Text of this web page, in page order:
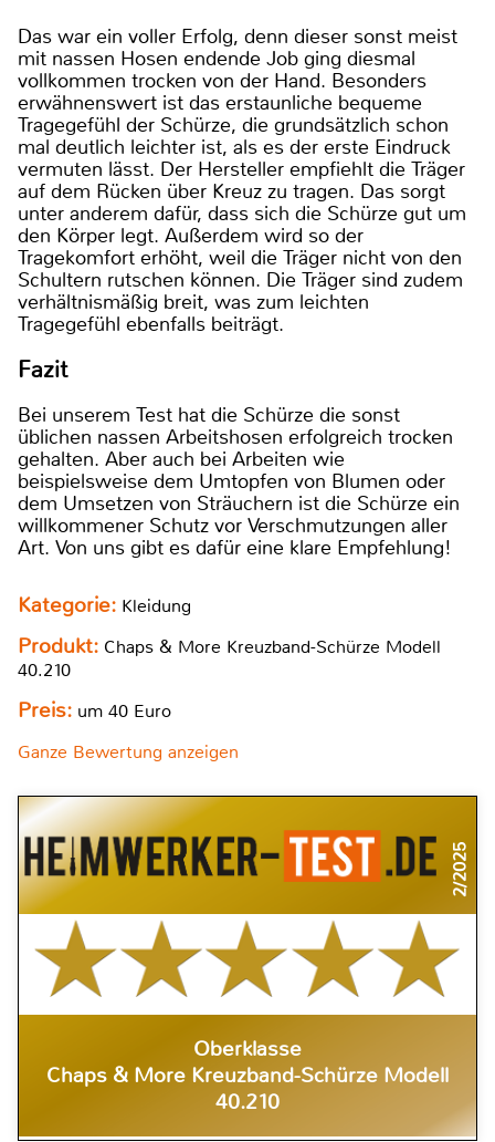
Das war ein voller Erfolg, denn dieser sonst meist
mit nassen Hosen endende Job ging diesmal
vollkommen trocken von der Hand. Besonders
erwähnenswert ist das erstaunliche bequeme
Tragegefühl der Schürze, die grundsätzlich schon
mal deutlich leichter ist, als es der erste Eindruck
vermuten lässt. Der Hersteller empfiehlt die Träger
auf dem Rücken über Kreuz zu tragen. Das sorgt
unter anderem dafür, dass sich die Schürze gut um
den Körper legt. Außerdem wird so der
Tragekomfort erhöht, weil die Träger nicht von den
Schultern rutschen können. Die Träger sind zudem
verhältnismäßig breit, was zum leichten
Tragegefühl ebenfalls beiträgt.
Fazit
Bei unserem Test hat die Schürze die sonst
üblichen nassen Arbeitshosen erfolgreich trocken
gehalten. Aber auch bei Arbeiten wie
beispielsweise dem Umtopfen von Blumen oder
dem Umsetzen von Sträuchern ist die Schürze ein
willkommener Schutz vor Verschmutzungen aller
Art. Von uns gibt es dafür eine klare Empfehlung!
Kategorie: Kleidung
Produkt: Chaps & More Kreuzband-Schürze Modell
40.210
Preis: um 40 Euro
Ganze Bewertung anzeigen
2/2025
Oberklasse
Chaps & More Kreuzband-Schürze Modell
40.210